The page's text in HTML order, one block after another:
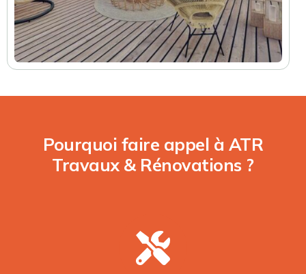
Pourquoi faire appel à ATR
Travaux & Rénovations ?